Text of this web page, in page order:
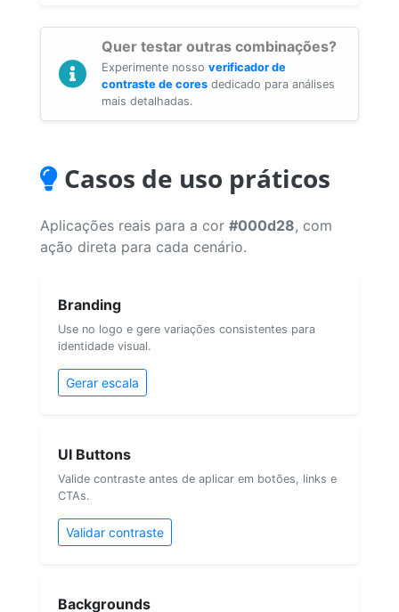
Quer testar outras combinações?
Experimente nosso verificador de
contraste de cores dedicado para análises
mais detalhadas.
Casos de uso práticos
Aplicações reais para a cor #000d28, com
ação direta para cada cenário.
Branding
Use no logo e gere variações consistentes para
identidade visual.
Gerar escala
UI Buttons
Valide contraste antes de aplicar em botões, links e
CTAs.
Validar contraste
Backgrounds